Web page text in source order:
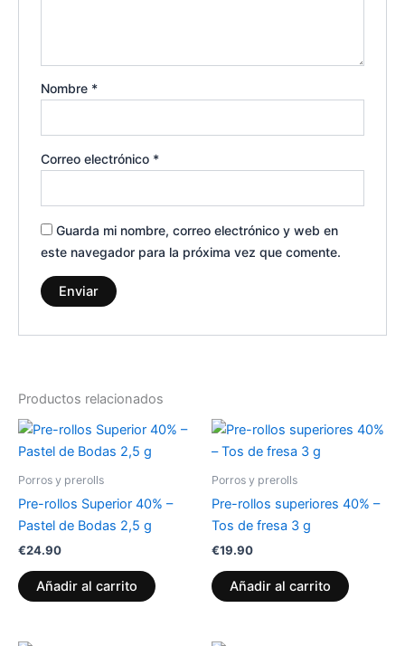
Nombre *
Correo electrónico *
Guarda mi nombre, correo electrónico y web en
este navegador para la próxima vez que comente.
Productos relacionados
Porros y prerolls
Pre-rollos Superior 40% –
Pastel de Bodas 2,5 g
€24.90
Añadir al carrito
Porros y prerolls
Pre-rollos superiores 40% –
Tos de fresa 3 g
€19.90
Añadir al carrito